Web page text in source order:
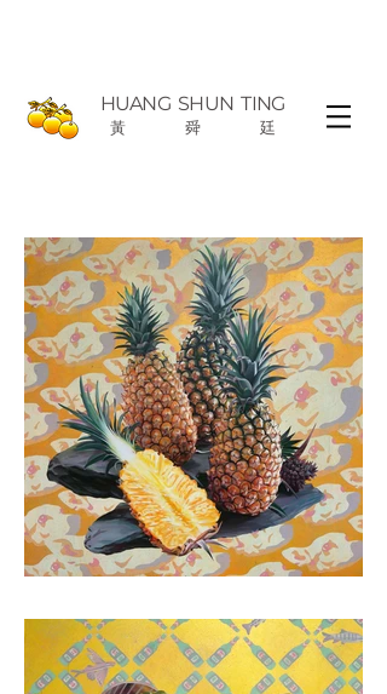
HUANG SHUN TING
黃 舜 廷